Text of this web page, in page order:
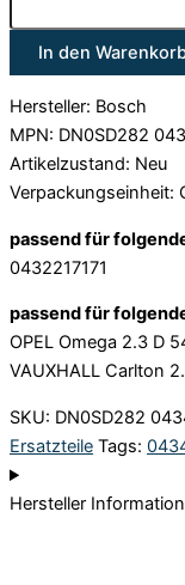
In den
Hersteller: Bosch
MPN: DN0SD282
Artikelzustand: Neu
Verpackungseinheit:
passend für
0432217171
passend für
OPEL Omega 2.3 D
VAUXHALL Carlton
SKU: DN0SD282
Ersatzteile Tags:
Hersteller